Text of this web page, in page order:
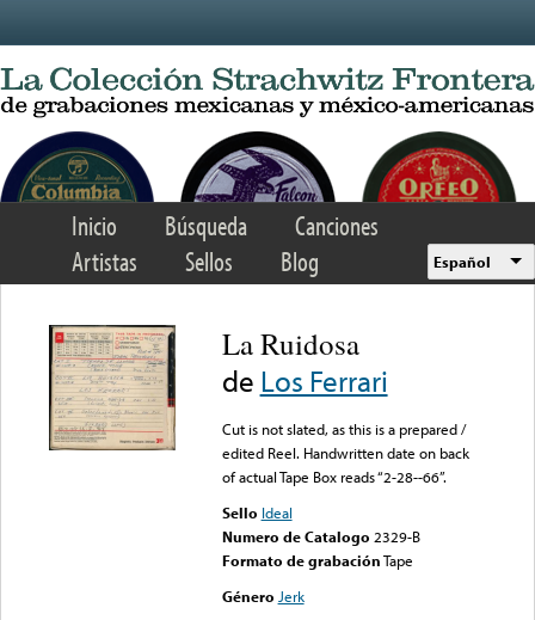
Inicio Búsqueda
Canciones
Artistas
Sellos Blog Español
La Ruidosa
de Los Ferrari
Cut is not slated, as this is a prepared /
edited Reel. Handwritten date on back
of actual Tape Box reads “2-28--66”.
Sello Ideal
Numero de Catalogo 2329-B
Formato de grabaciónTape
Género Jerk